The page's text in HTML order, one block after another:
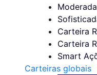
Carteira
Carteira
Smart
Carteiras globais